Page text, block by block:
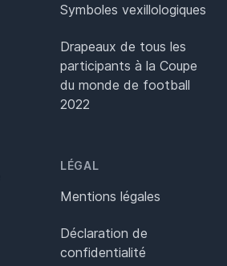
Symboles vexillologiques
Drapeaux de tous les
participants à la Coupe
du monde de football
2022
LÉGAL
Mentions légales
Déclaration de
confidentialité